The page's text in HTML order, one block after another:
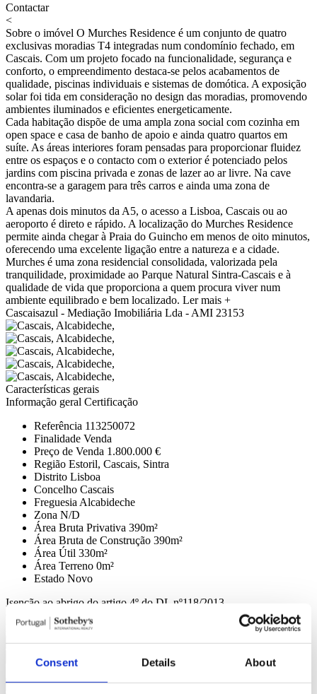
Consent Details About
Contactar
<
Sobre o imóvel O Murches Residence é um conjunto de quatro
exclusivas moradias T4 integradas num condomínio fechado, em
Cascais. Com um projeto focado na funcionalidade, segurança e
conforto, o empreendimento destaca-se pelos acabamentos de
qualidade, piscinas individuais e sistemas de domótica. A exposição
solar foi tida em consideração no design das moradias, promovendo
ambientes iluminados e eficientes energeticamente.
Cada habitação dispõe de uma ampla zona social com cozinha em
open space e casa de banho de apoio e ainda quatro quartos em
suíte. As áreas interiores foram pensadas para proporcionar fluidez
entre os espaços e o contacto com o exterior é potenciado pelos
jardins com piscina privada e zonas de lazer ao ar livre. Na cave
encontra-se a garagem para três carros e ainda uma zona de
lavandaria.
A apenas dois minutos da A5, o acesso a Lisboa, Cascais ou ao
aeroporto é direto e rápido. A localização do Murches Residence
permite ainda chegar à Praia do Guincho em menos de oito minutos,
oferecendo uma excelente ligação entre a natureza e a cidade.
Murches é uma zona residencial consolidada, valorizada pela
tranquilidade, proximidade ao Parque Natural Sintra-Cascais e à
qualidade de vida que proporciona a quem procura viver num
ambiente equilibrado e bem localizado. Ler mais +
Cascaisazul - Mediação Imobiliária Lda - AMI 23153
Características gerais
Informação geral Certificação
Referência 113250072
Finalidade Venda
Preço de Venda 1.800.000 €
Região Estoril, Cascais, Sintra
Distrito Lisboa
Concelho Cascais
Freguesia Alcabideche
Zona N/D
Área Bruta Privativa 390m²
Área Bruta de Construção 390m²
Área Útil 330m²
Área Terreno 0m²
Estado Novo
Isenção ao abrigo do artigo 4º do DL nº118/2013.
Contacte-nos
+351 919 010 919*
Interessado?Agende visita ou solicite mais informações.